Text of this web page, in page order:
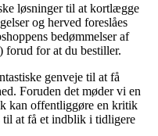
løsninger til at kortlægge
og herved foreslåes
bedømmelser af
for at du bestiller.
genveje til at få
Foruden det møder vi en
kan offentliggøre en kritik
til at få et indblik i tidligere